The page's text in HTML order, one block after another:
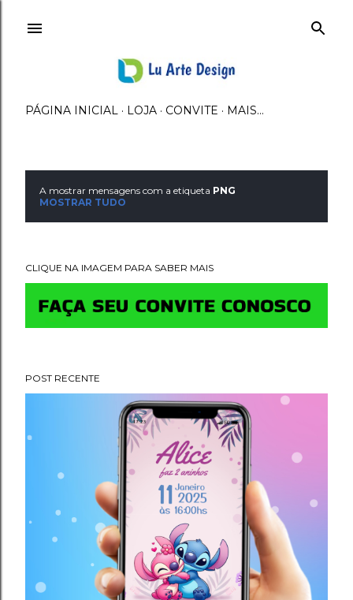
PÁGINA INICIAL LOJA CONVITE MAIS…
M
n
a
e
A mostrar mensagens com a etiqueta PNG
MOSTRAR TUDO
CLIQUE NA IMAGEM PARA SABER MAIS
POST RECENTE